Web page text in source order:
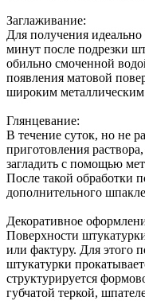
Заглаживание:
Для получения идеально
минут после подрезки
обильно смоченной
появления матовой
широким
Глянцевание:
В течение суток, но не
приготовления
загладить с помощью
После такой обработки
дополнительного
Декоративное
Поверхности
или фактуру. Для этого
штукатурки
структурируется
губчатой теркой,